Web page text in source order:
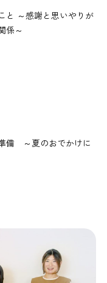
と ～感謝と思いやりが
係～
備 ～夏のおでかけに